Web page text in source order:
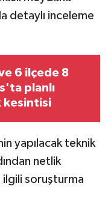
detaylı inceleme
6 ilçede 8
planlı
kesintisi
yapılacak teknik
netlik
ilgili soruşturma